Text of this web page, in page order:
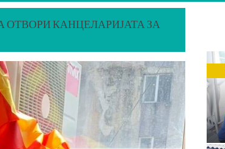
ОТВОРИ КАНЦЕЛАРИЈАТА ЗА